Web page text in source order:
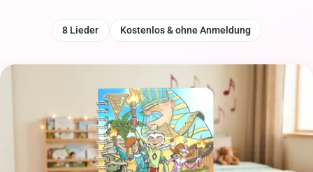
8 Lieder Kostenlos & ohne Anmeldung